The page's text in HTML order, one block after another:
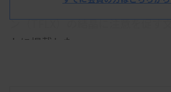
マ肺炎の流行を受け、尿沈渣検
ン（TFLX）の結晶に注意を促す
トに掲載した。